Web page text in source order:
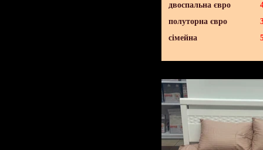
двоспальна євро
полуторна євро
сімейна